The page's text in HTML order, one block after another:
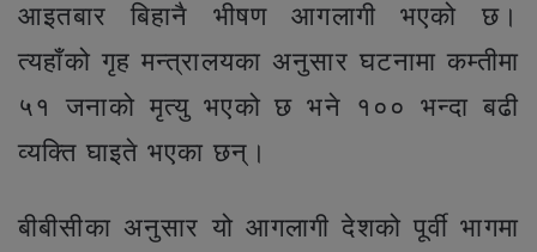
आइतबार बिहानै भीषण आगलागी भएको छ।
त्यहाँको गृह मन्त्रालयका अनुसार घटनामा कम्तीमा
५१ जनाको मृत्यु भएको छ भने १०० भन्दा बढी
व्यक्ति घाइते भएका छन्।
बीबीसीका अनुसार यो आगलागी देशको पूर्वी भागमा